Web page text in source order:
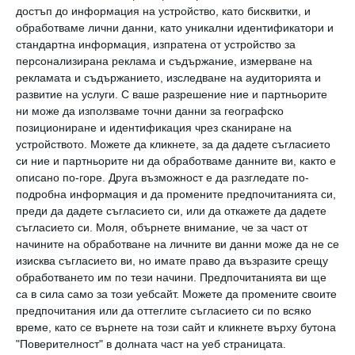
достъп до информация на устройство, като бисквитки, и
обработваме лични данни, като уникални идентификатори и
стандартна информация, изпратена от устройство за
персонализирана реклама и съдържание, измерване на
рекламата и съдържанието, изследване на аудиторията и
развитие на услуги. С ваше разрешение ние и партньорите
ни може да използваме точни данни за географско
позициониране и идентификация чрез сканиране на
устройството. Можете да кликнете, за да дадете съгласието
си ние и партньорите ни да обработваме данните ви, както е
описано по-горе. Друга възможност е да разгледате по-
подробна информация и да промените предпочитанията си,
преди да дадете съгласието си, или да откажете да дадете
съгласието си. Моля, обърнете внимание, че за част от
начините на обработване на личните ви данни може да не се
изисква съгласието ви, но имате право да възразите срещу
обработването им по тези начини. Предпочитанията ви ще
са в сила само за този уебсайт. Можете да промените своите
предпочитания или да оттеглите съгласието си по всяко
време, като се върнете на този сайт и кликнете върху бутона
"Поверителност" в долната част на уеб страницата.
Всички тези фактори влияят и при
назначаването на работа, и на целия
работен процес.
Решение: Увереност в себе си, сдържаност и
внимание – това са „трите кита“, на които
може да разчита жената, когато решава
подобен проблем. Да внимава да не стане
потвърждение на този стереотип и да
може да контролира емоциите си.
Разбира се, това не значи, че работещата
жена трябва да бъде като робот, но, за да не
подхранва битуващите предразсъдъци, не
бива да се поддава на стрес и да споделя